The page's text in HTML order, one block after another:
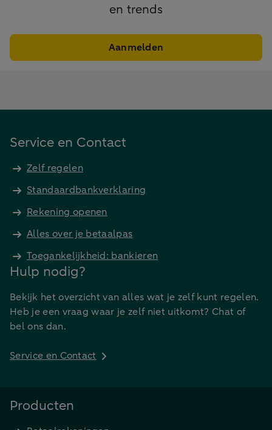
en trends
Aanmelden
Service en Contact
Zelf regelen
Standaardbankverklaring
Rekening openen
Alles over je betaalpas
Toegankelijkheid: bankieren
Hulp nodig?
Bekijk het overzicht van alles wat je zelf kunt regelen.
Heb je een vraag waar je zelf niet uitkomt? Chat of
bel ons dan.
Service en Contact
Producten